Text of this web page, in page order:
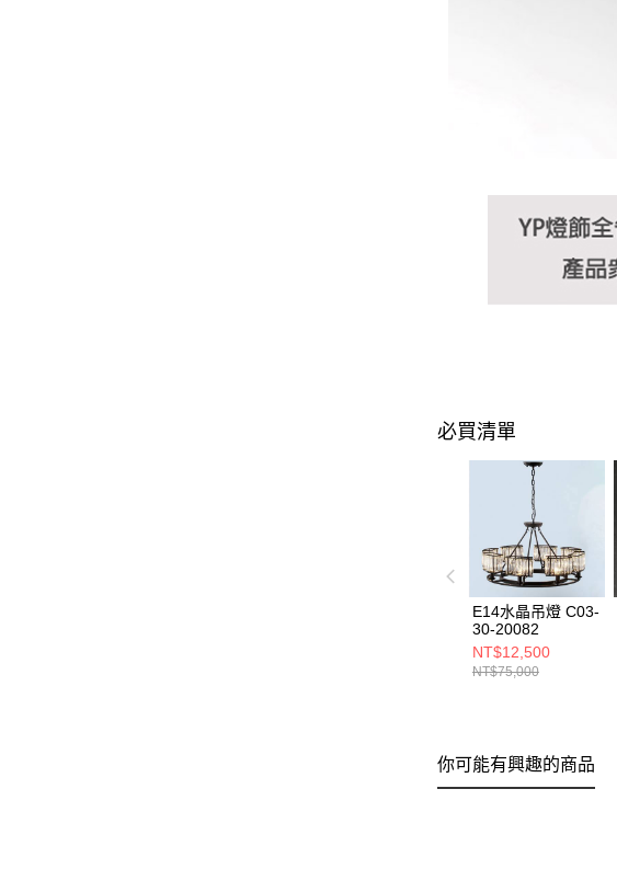
必買清單
E14水晶吊燈 C03-
30-20082
NT$12,500
NT$75,000
你可能有興趣的商品